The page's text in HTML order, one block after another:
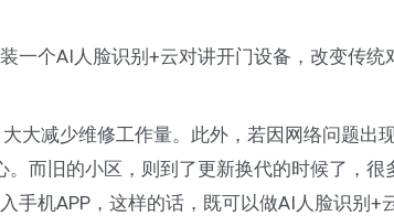
个AI人脸识别+云对讲开门设备，改变传统
大减少维修工作量。此外，若因网络问题出
而旧的小区，则到了更新换代的时候了，很
手机APP，这样的话，既可以做AI人脸识别+